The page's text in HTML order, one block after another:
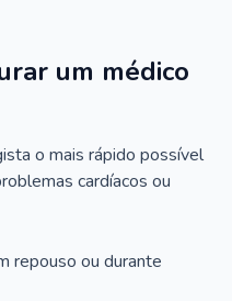
um médico
o mais rápido possível
cardíacos ou
repouso ou durante